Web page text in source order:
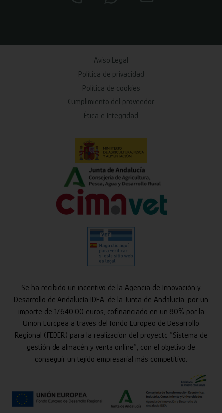
Aviso Legal
Política de privacidad
Política de cookies
Cumplimiento del proveedor
Ética e Integridad
Se ha recibido un incentivo de la Agencia de Innovación y
Desarrollo de Andalucía IDEA, de la Junta de Andalucía, por un
importe de 17.640,00 euros, cofinanciado en un 80% por la
Unión Europea a través del Fondo Europeo de Desarrollo
Regional (FEDER) para la realización del proyecto “Sistema de
gestión de almacén y venta online”, con el objetivo de
conseguir un tejido empresarial más competitivo.